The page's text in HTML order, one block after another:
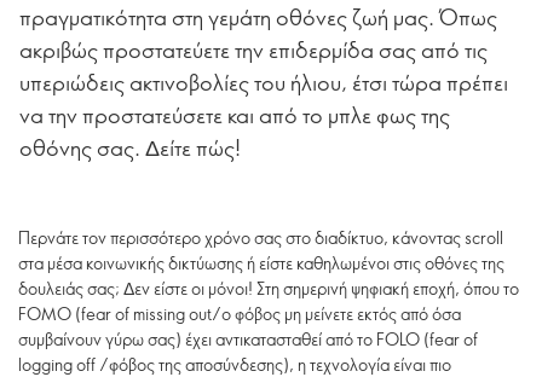
πραγματικότητα στη γεμάτη οθόνες ζωή μας. Όπως
ακριβώς προστατεύετε την επιδερμίδα σας από τις
υπεριώδεις ακτινοβολίες του ήλιου, έτσι τώρα πρέπει
να την προστατεύσετε και από το μπλε φως της
οθόνης σας. Δείτε πώς!
Περνάτε τον περισσότερο χρόνο σας στο διαδίκτυο, κάνοντας scroll
στα μέσα κοινωνικής δικτύωσης ή είστε καθηλωμένοι στις οθόνες της
δουλειάς σας; Δεν είστε οι μόνοι! Στη σημερινή ψηφιακή εποχή, όπου το
FOMO (fear of missing out/o φόβος μη μείνετε εκτός από όσα
συμβαίνουν γύρω σας) έχει αντικατασταθεί από το FOLO (fear of
logging off /φόβος της αποσύνδεσης), η τεχνολογία είναι πιο